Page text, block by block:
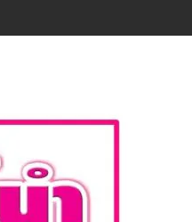
บเคลื่อนทักษะชีวิต สร้างโอกาสก